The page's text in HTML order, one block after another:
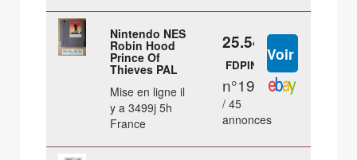
Nintendo NES
Robin Hood
Prince Of
Thieves PAL
Mise en ligne il
y a 3499j 5h
France
25.54 €
FDPIN
n°19
/ 45
annonces